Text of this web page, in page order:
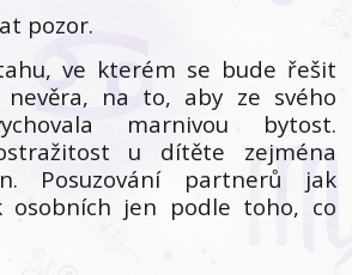
pozor.
ve kterém se bude řešit
nevěra, na to, aby ze svého
marnivou bytost.
u dítěte zejména
Posuzování partnerů jak
osobních jen podle toho, co